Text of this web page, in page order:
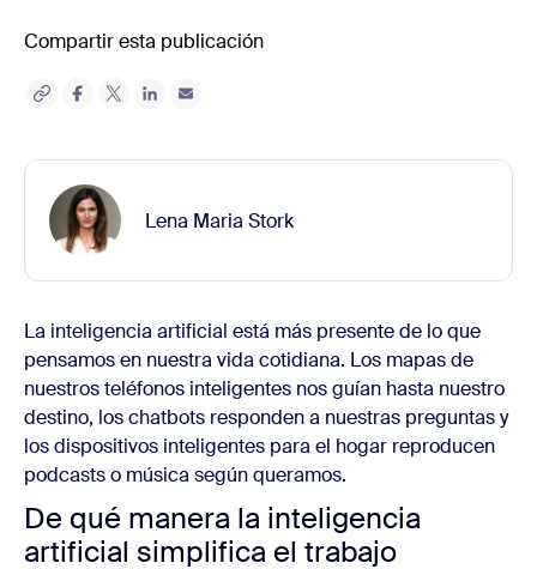
Compartir esta publicación
Lena Maria Stork
La inteligencia artificial está más presente de lo que
pensamos en nuestra vida cotidiana. Los mapas de
nuestros teléfonos inteligentes nos guían hasta nuestro
destino, los chatbots responden a nuestras preguntas y
los dispositivos inteligentes para el hogar reproducen
podcasts o música según queramos.
De qué manera la inteligencia
artificial simplifica el trabajo